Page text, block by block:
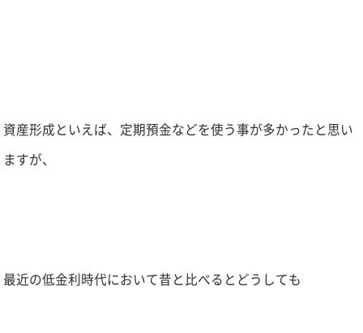
資産形成といえば、定期預金などを使う事が多かったと思い
ますが、
最近の低金利時代において昔と比べるとどうしても